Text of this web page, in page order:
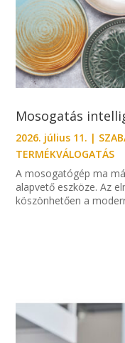
Mosogatás
2026. július 11. |
TERMÉKVÁLOGATÁS
A mosogatógép ma
alapvető eszköze. Az
köszönhetően a